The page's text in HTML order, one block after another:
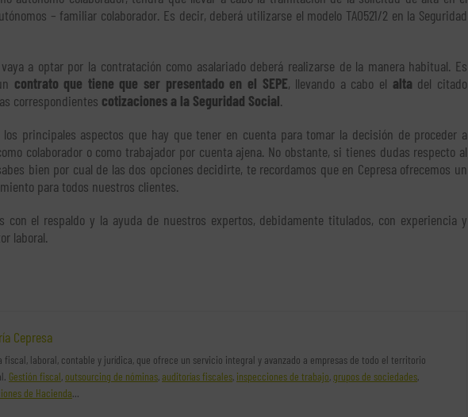
– familiar colaborador. Es decir, deberá utilizarse el modelo TA0521/2 en la Seguridad
a optar por la contratación como asalariado deberá realizarse de la manera habitual. Es
contrato que tiene que ser presentado en el SEPE, llevando a cabo el alta del citado
correspondientes cotizaciones a la Seguridad Social.
los principales aspectos que hay que tener en cuenta para tomar la decisión de proceder a
colaborador o como trabajador por cuenta ajena. No obstante, si tienes dudas respecto al
bien por cual de las dos opciones decidirte, te recordamos que en Cepresa ofrecemos un
para todos nuestros clientes.
con el respaldo y la ayuda de nuestros expertos, debidamente titulados, con experiencia y
laboral.
Cepresa
fiscal, laboral, contable y jurídica, que ofrece un servicio integral y avanzado a empresas de todo el territorio
Gestión fiscal, outsourcing de nóminas,auditorías fiscales, inspecciones de trabajo, grupos de sociedades,
de Hacienda…